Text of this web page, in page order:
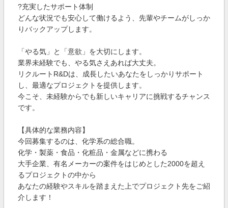
?充実したサポート体制
どんな状況でも安心して働けるよう、先輩やチームがしっか
りバックアップします。
「やる気」と「意欲」を大切にします。
業界未経験でも、やる気さえあれば大丈夫。
リクルートR&Dは、成長したいあなたをしっかりサポート
し、最適なプロジェクトを提供します。
今こそ、未経験からでも新しいキャリアに挑戦するチャンス
です。
【具体的な業務内容】
今回募集するのは、化学系の総合職。
化学・製薬・食品・化粧品・金属などに携わる
大手企業、有名メーカーの案件をはじめとした2000を超え
るプロジェクトの中から
あなたの経験やスキルを踏まえた上でプロジェクト先をご紹
介します！